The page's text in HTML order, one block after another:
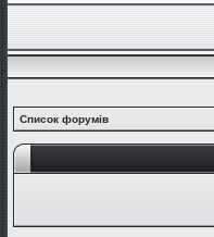
Список форумів